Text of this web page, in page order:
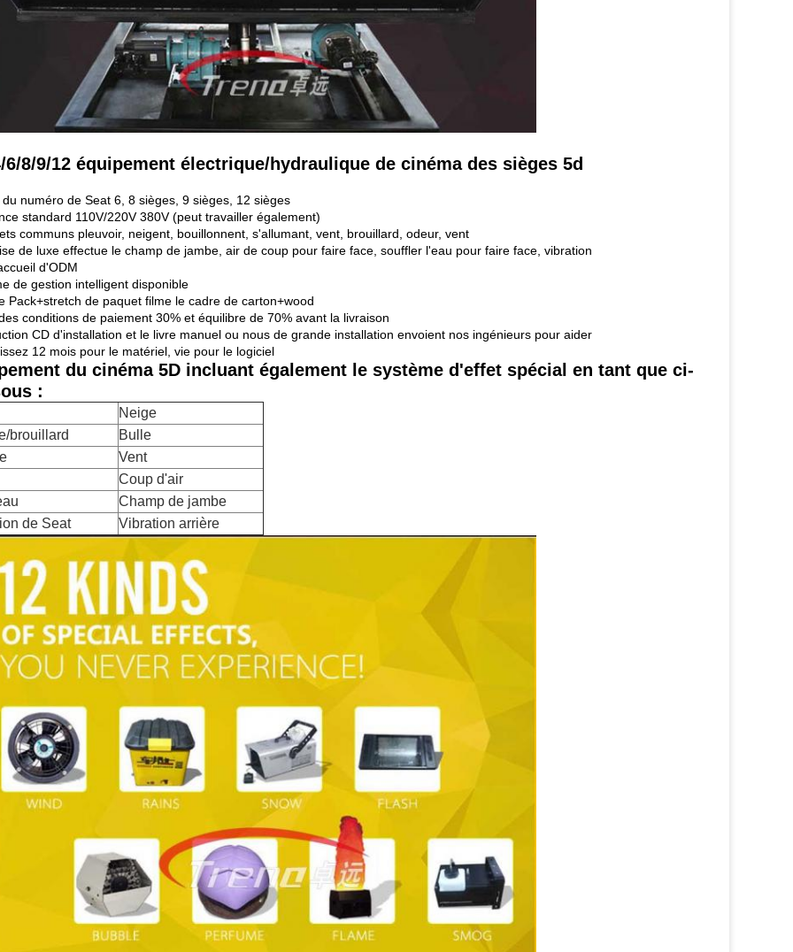
6/8/9/12 équipement électrique/hydraulique de cinéma des sièges 5d
du numéro de Seat 6, 8 sièges, 9 sièges, 12 sièges
standard 110V/220V 380V (peut travailler également)
communs pleuvoir, neigent, bouillonnent, s'allumant, vent, brouillard, odeur, vent
de luxe effectue le champ de jambe, air de coup pour faire face, souffler l'eau pour faire face, vibration
d'ODM
de gestion intelligent disponible
Pack+stretch de paquet filme le cadre de carton+wood
conditions de paiement 30% et équilibre de 70% avant la livraison
CD d'installation et le livre manuel ou nous de grande installation envoient nos ingénieurs pour aider
12 mois pour le matériel, vie pour le logiciel
du cinéma 5D incluant également le système d'effet spécial en tant que ci-
:
Neige
brouillard
Bulle
Vent
Coup d'air
Champ de jambe
de Seat
Vibration arrière